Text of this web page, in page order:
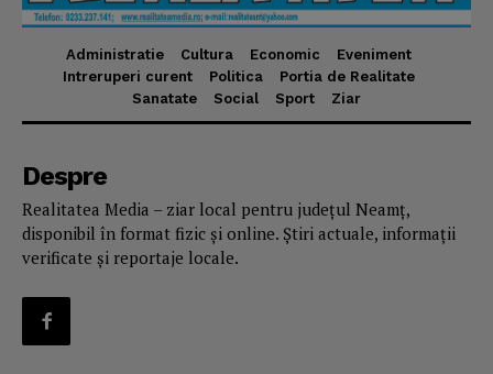
Administratie Cultura Economic
Eveniment
Intreruperi curent
Politica
Portia de Realitate
Sanatate
Social Sport Ziar
Despre
Realitatea Media – ziar local pentru județul Neamț,
disponibil în format fizic și online. Știri actuale, informații
verificate și reportaje locale.